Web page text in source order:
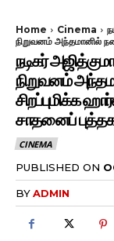
Home Cinema
நிறுவனம் அந்தமானில்
நடிகர்
நிறுவனம்
சிறப்புமிக்க
சாதனைப்
CINEMA
PUBLISHED ON
BYADMIN